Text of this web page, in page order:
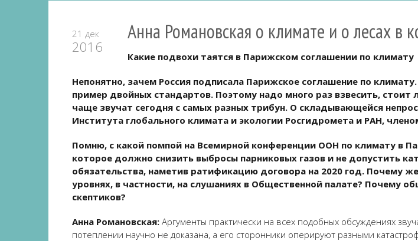
21 дек
2016
Анна Романовская о климате и о лесах в
Какие подвохи таятся в Парижском соглашении по климату
Непонятно, зачем Россия подписала Парижское соглашение по
пример двойных стандартов. Поэтому надо много раз взвесить,
чаще звучат сегодня с самых разных трибун. О складывающейся
Института глобального климата и экологии Росгидромета и РАН,
Помню, с какой помпой на Всемирной конференции ООН по климату в
которое должно снизить выбросы парниковых газов и не допустить
обязательства, наметив ратификацию договора на 2020 год. Почему
уровнях, в частности, на слушаниях в Общественной палате? Почему
скептиков?
Анна Романовская: Аргументы практически на всех подобных обсуждениях
потеплении научно не доказана, а его сторонники оперируют разными